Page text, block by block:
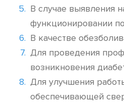
В случае выявления
функционировании
В качестве
Для проведения
возникновения
Для улучшения
обеспечивающей